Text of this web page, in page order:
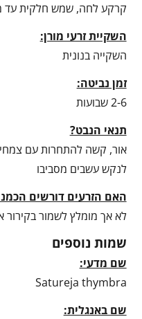
קרקע לחה, שמש חלקית עד
השקיית זרעי מורן:
השקייה בנונית
זמן נביטה:
2-6 שבועות
תנאי הנבט?
אור, קשה להתחרות עם
לנקש עשבים מסביבו
האם הזרעים דורשים
לא אך מומלץ לשמור בקירור
שמות נוספים
שם מדעי:
Satureja thymbra
שם באנגלית: